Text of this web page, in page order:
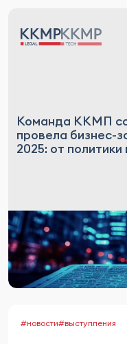
Команда ККМП
провела бизнес-
2025: от политики
#новости#выступления